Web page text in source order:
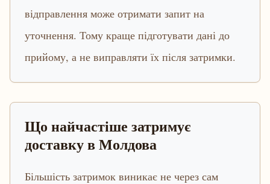
відправлення може отримати запит на
уточнення. Тому краще підготувати дані до
прийому, а не виправляти їх після затримки.
Що найчастіше затримує
доставку в Молдова
Більшість затримок виникає не через сам